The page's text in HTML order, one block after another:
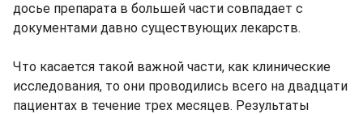
досье препарата в большей части совпадает с
документами давно существующих лекарств.
Что касается такой важной части, как клинические
исследования, то они проводились всего на двадцати
пациентах в течение трех месяцев. Результаты